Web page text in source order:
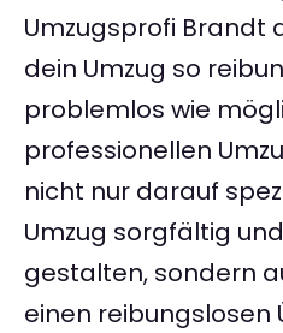
Umzugsprofi Brandt
dein Umzug so
problemlos wie
professionellen
nicht nur darauf
Umzug sorgfältig
gestalten, sondern
einen reibungslosen